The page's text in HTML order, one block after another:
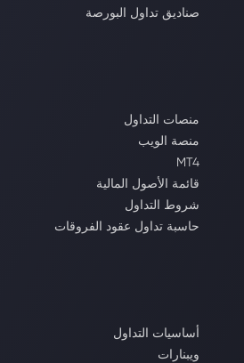
صناديق تداول البورصة
منصات التداول
منصة الويب
MT4
قائمة الأصول المالية
شروط التداول
حاسبة تداول عقود الفروقات
أساسيات التداول
ويبنارات